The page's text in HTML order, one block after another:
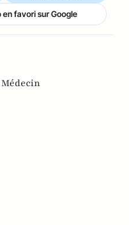
favori sur Google
Médecin